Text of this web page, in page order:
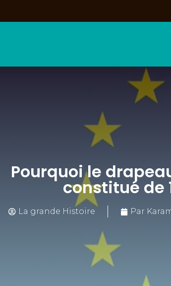
Pourquoi le
constitué de
La grande Histoire Par